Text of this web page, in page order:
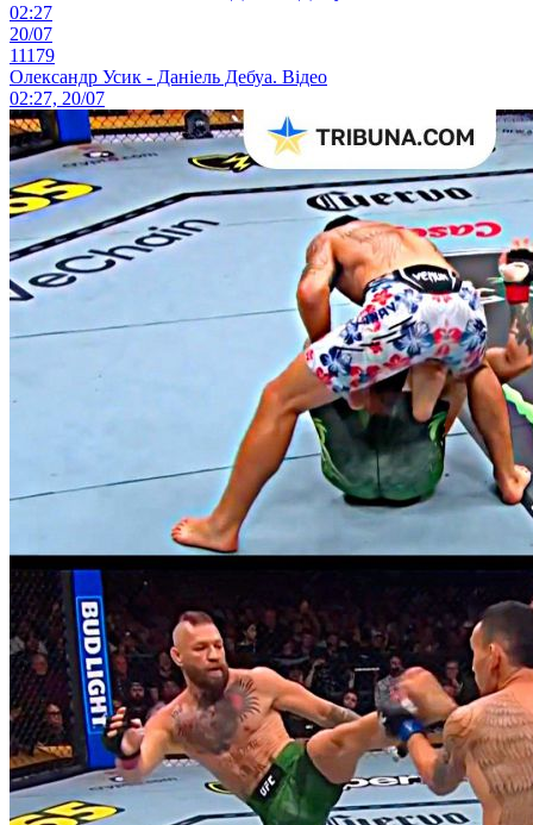
02:27
20/07
11179
Олександр Усик - Даніель Дебуа. Відео
02:27, 20/07